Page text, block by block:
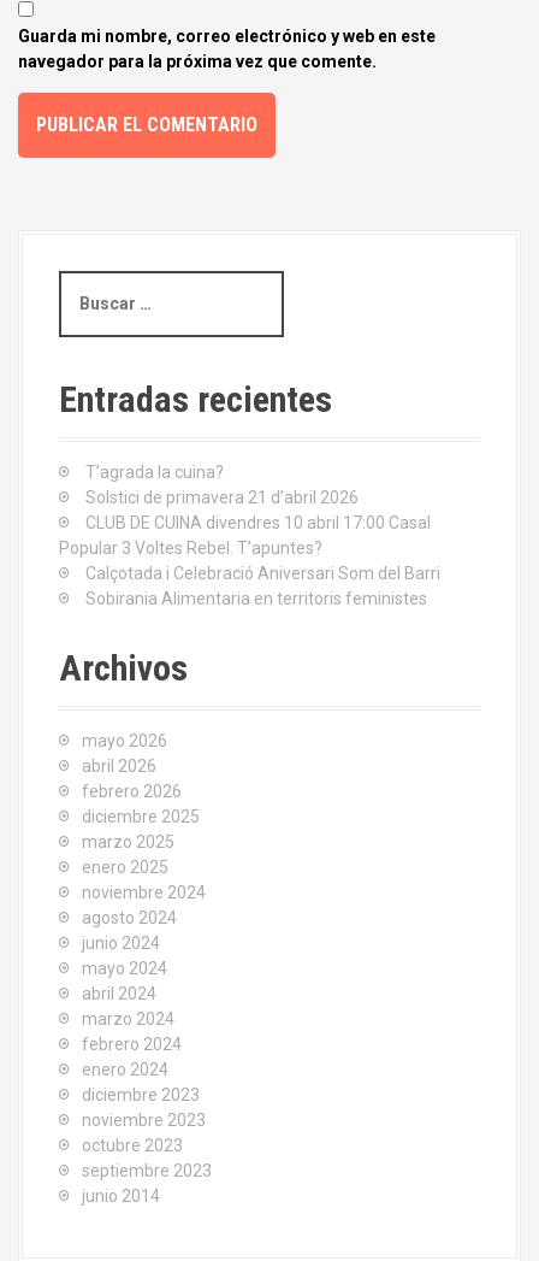
s
Guarda mi nombre, correo electrónico y web en este
navegador para la próxima vez que comente.
s
a
rEntradas recientes
T’agrada la cuina?
Solstici de primavera 21 d’abril 2026
CLUB DE CUINA divendres 10 abril 17:00 Casal
Popular 3 Voltes Rebel. T’apuntes?
Calçotada i Celebració Aniversari Som del Barri
Sobirania Alimentaria en territoris feministes
Archivos
mayo 2026
abril 2026
febrero 2026
diciembre 2025
marzo 2025
enero 2025
noviembre 2024
agosto 2024
junio 2024
mayo 2024
abril 2024
marzo 2024
febrero 2024
enero 2024
diciembre 2023
noviembre 2023
octubre 2023
septiembre 2023
junio 2014